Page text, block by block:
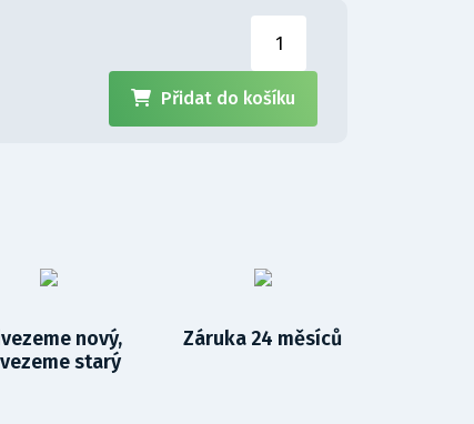
Přidat do košíku
nový,
starý
Záruka 24 měsíců